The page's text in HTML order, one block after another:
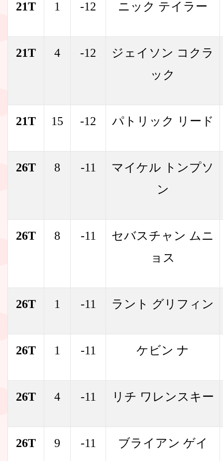
21T 1 -12 ニック テイラー
21T 4 -12
ジェイソン コクラ
ック
21T 15 -12 パトリック リード
26T 8 -11
マイケル トンプソ
ン
26T 8 -11
セバスチャン ムニ
ョス
26T 1 -11 ラント グリフィン
26T 1 -11 ケビン ナ
26T 4 -11 リチ ワレンスキー
26T 9 -11 ブライアン ゲイ